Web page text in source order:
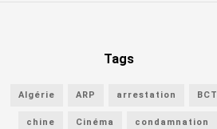
Tags
Algérie ARP arrestation BCT
chine Cinéma condamnation